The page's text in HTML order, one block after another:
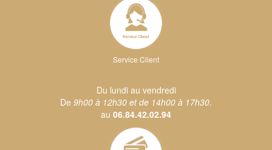
Service Client
Du lundi au vendredi
De 9h00 à 12h30 et de 14h00 à 17h30.
au 06.84.42.02.94